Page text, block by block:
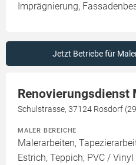
Imprägnierung,
Jetzt Betriebe für
Renovierungsdienst
Schulstrasse, 37124 Rosdorf
MALER BEREICHE
Malerarbeiten,
Estrich, Teppich, PVC / Vinyl